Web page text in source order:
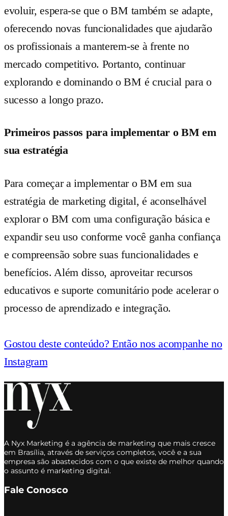
evoluir, espera-se que o BM também se adapte,
oferecendo novas funcionalidades que ajudarão
os profissionais a manterem-se à frente no
mercado competitivo. Portanto, continuar
explorando e dominando o BM é crucial para o
sucesso a longo prazo.
Primeiros passos para implementar o BM em
sua estratégia
Para começar a implementar o BM em sua
estratégia de marketing digital, é aconselhável
explorar o BM com uma configuração básica e
expandir seu uso conforme você ganha confiança
e compreensão sobre suas funcionalidades e
benefícios. Além disso, aproveitar recursos
educativos e suporte comunitário pode acelerar o
processo de aprendizado e integração.
Gostou deste conteúdo? Então nos acompanhe no
Instagram
A Nyx Marketing é a agência de marketing que mais cresce
em Brasília, através de serviços completos, você e a sua
empresa são abastecidos com o que existe de melhor quando
o assunto é marketing digital.
Fale Conosco